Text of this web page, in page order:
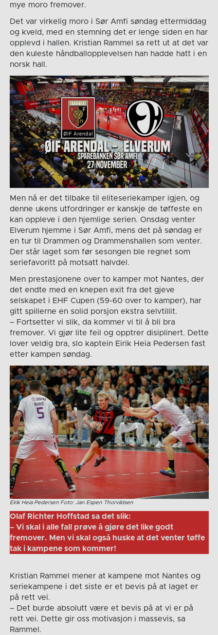
mye moro fremover.
Det var virkelig moro i Sør Amfi søndag ettermiddag
og kveld, med en stemning det er lenge siden en har
opplevd i hallen. Kristian Rammel sa rett ut at det var
den kuleste håndballopplevelsen han hadde hatt i en
norsk hall.
Men nå er det tilbake til eliteseriekamper igjen, og
denne ukens utfordringer er kanskje de tøffeste en
kan oppleve i den hjemlige serien. Onsdag venter
Elverum hjemme i Sør Amfi, mens det på søndag er
en tur til Drammen og Drammenshallen som venter.
Der står laget som før sesongen ble regnet som
seriefavoritt på motsatt halvdel.
Men prestasjonene over to kamper mot Nantes, der
det endte med en knepen exit fra det gjeve
selskapet i EHF Cupen (59-60 over to kamper), har
gitt spillerne en solid porsjon ekstra selvtillit.
– Fortsetter vi slik, da kommer vi til å bli bra
fremover. Vi gjør lite feil og opptrer disiplinert. Dette
lover veldig bra, slo kaptein Eirik Heia Pedersen fast
etter kampen søndag.
Eirik Heia Pedersen Foto: Jan Espen Thorvildsen
Olaf Richter Hoffstad sa det slik:
– Vi skal i alle fall prøve å gjøre det like godt
fremover. Men vi skal også huske at det venter tøffe
tak i kampene som kommer!
Kristian Rammel mener at kampene mot Nantes og
seriekampene i det siste er et bevis på at laget er
på rett vei.
– Det burde absolutt være et bevis på at vi er på
rett vei. Dette gir oss motivasjon i massevis, sa
Rammel.